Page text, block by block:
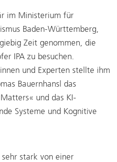
im Ministerium für
Baden-Württemberg,
Zeit genommen, die
IPA zu besuchen.
und Experten stellte ihm
Bauernhansl das
und das KI-
Systeme und Kognitive
stark von einer